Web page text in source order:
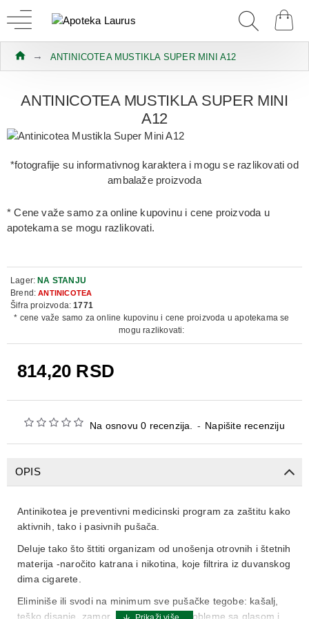
ANTINICOTEA MUSTIKLA SUPER MINI A12
ANTINICOTEA MUSTIKLA SUPER MINI
A12
*fotografije su informativnog karaktera i mogu se razlikovati od
ambalaže proizvoda
* Cene važe samo za online kupovinu i cene proizvoda u
apotekama se mogu razlikovati.
Na osnovu 0 recenzija. - Napišite recenziju
814,20 RSD
Lager: NA STANJU
Brend: ANTINICOTEA
Šifra proizvoda: 1771
* cene važe samo za online kupovinu i cene proizvoda u apotekama se
mogu razlikovati:
OPIS
Antinikotea je preventivni medicinski program za zaštitu kako
aktivnih, tako i pasivnih pušača.
Deluje tako što šttiti organizam od unošenja otrovnih i štetnih
materija -naročito katrana i nikotina, koje filtrira iz duvanskog
dima cigarete.
Eliminiše ili svodi na minimum sve pušačke tegobe: kašalj,
teško disanje, zamor, bol u grudima, probleme sa glasom i